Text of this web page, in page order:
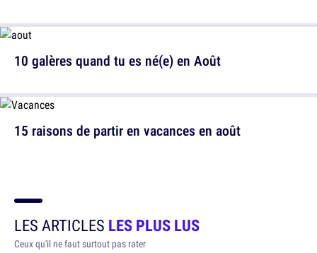
10 galères quand tu es né(e) en Août
15 raisons de partir en vacances en août
LES ARTICLES LES PLUS LUS
Ceux qu'il ne faut surtout pas rater